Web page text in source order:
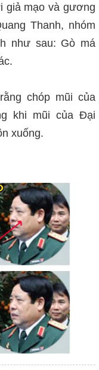
giả mạo và gương
Thanh, nhóm
như sau: Gò má
chóp mũi của
khi mũi của Đại
xuống.